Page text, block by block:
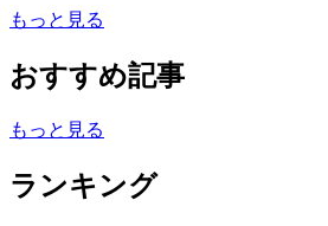
もっと見る
おすすめ記事
もっと見る
ランキング